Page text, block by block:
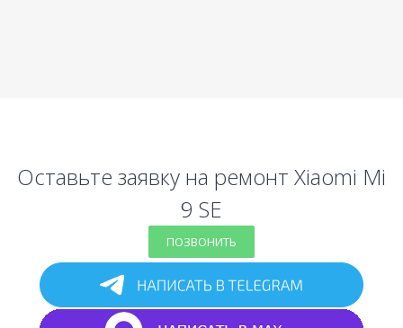
Оставьте заявку на ремонт Xiaomi Mi
9 SE
ПОЗВОНИТЬ